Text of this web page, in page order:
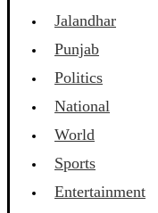
Jalandhar
Punjab
Politics
National
World
Sports
Entertainment